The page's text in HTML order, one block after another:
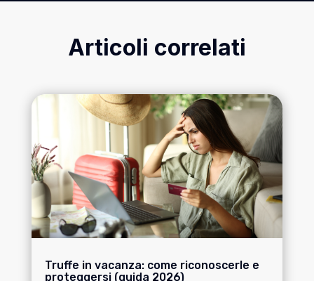
Articoli correlati
Truffe in vacanza: come riconoscerle e
proteggersi (guida 2026)